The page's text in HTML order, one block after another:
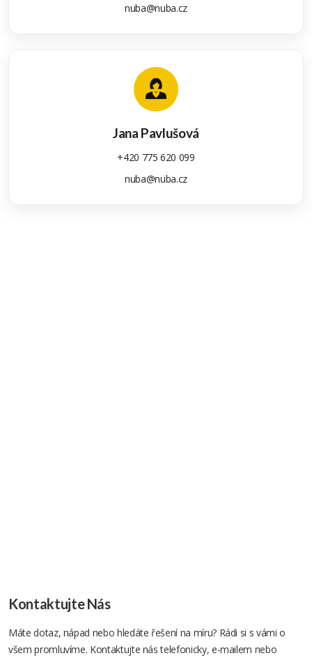
nuba@nuba.cz
Jana Pavlušová
+420 775 620 099
nuba@nuba.cz
Kontaktujte Nás
Máte dotaz, nápad nebo hledáte řešení na míru? Rádi si s vámi o
všem promluvíme. Kontaktujte nás telefonicky, e-mailem nebo